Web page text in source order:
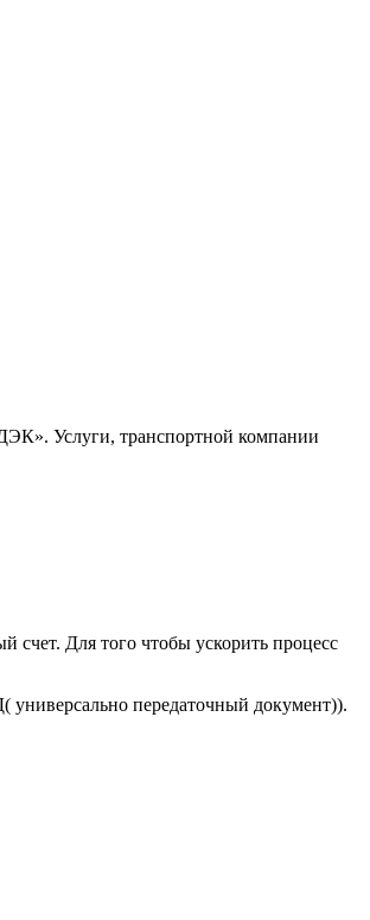
Услуги, транспортной компании
счет. Для того чтобы ускорить процесс
универсально передаточный документ)).